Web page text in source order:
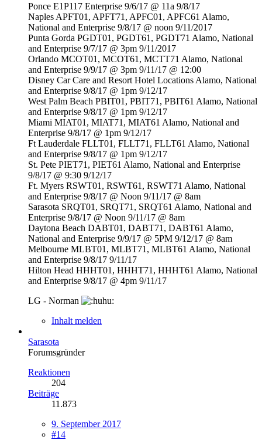
Ponce E1P117 Enterprise 9/6/17 @ 11a 9/8/17
Naples APFT01, APFT71, APFC01, APFC61 Alamo,
National and Enterprise 9/8/17 @ noon 9/11/2017
Punta Gorda PGDT01, PGDT61, PGDT71 Alamo, National
and Enterprise 9/7/17 @ 3pm 9/11/2017
Orlando MCOT01, MCOT61, MCTT71 Alamo, National
and Enterprise 9/9/17 @ 3pm 9/11/17 @ 12:00
Disney Car Care and Resort Hotel Locations Alamo, National
and Enterprise 9/8/17 @ 1pm 9/12/17
West Palm Beach PBIT01, PBIT71, PBIT61 Alamo, National
and Enterprise 9/8/17 @ 1pm 9/12/17
Miami MIAT01, MIAT71, MIAT61 Alamo, National and
Enterprise 9/8/17 @ 1pm 9/12/17
Ft Lauderdale FLLT01, FLLT71, FLLT61 Alamo, National
and Enterprise 9/8/17 @ 1pm 9/12/17
St. Pete PIET71, PIET61 Alamo, National and Enterprise
9/8/17 @ 9:30 9/12/17
Ft. Myers RSWT01, RSWT61, RSWT71 Alamo, National
and Enterprise 9/8/17 @ Noon 9/11/17 @ 8am
Sarasota SRQT01, SRQT71, SRQT61 Alamo, National and
Enterprise 9/8/17 @ Noon 9/11/17 @ 8am
Daytona Beach DABT01, DABT71, DABT61 Alamo,
National and Enterprise 9/9/17 @ 5PM 9/12/17 @ 8am
Melbourne MLBT01, MLBT71, MLBT61 Alamo, National
and Enterprise 9/8/17 9/11/17
Hilton Head HHHT01, HHHT71, HHHT61 Alamo, National
and Enterprise 9/8/17 @ 4pm 9/11/17
LG - Norman
Inhalt melden
Sarasota
Forumsgründer
Reaktionen
204
Beiträge
11.873
9. September 2017
#14